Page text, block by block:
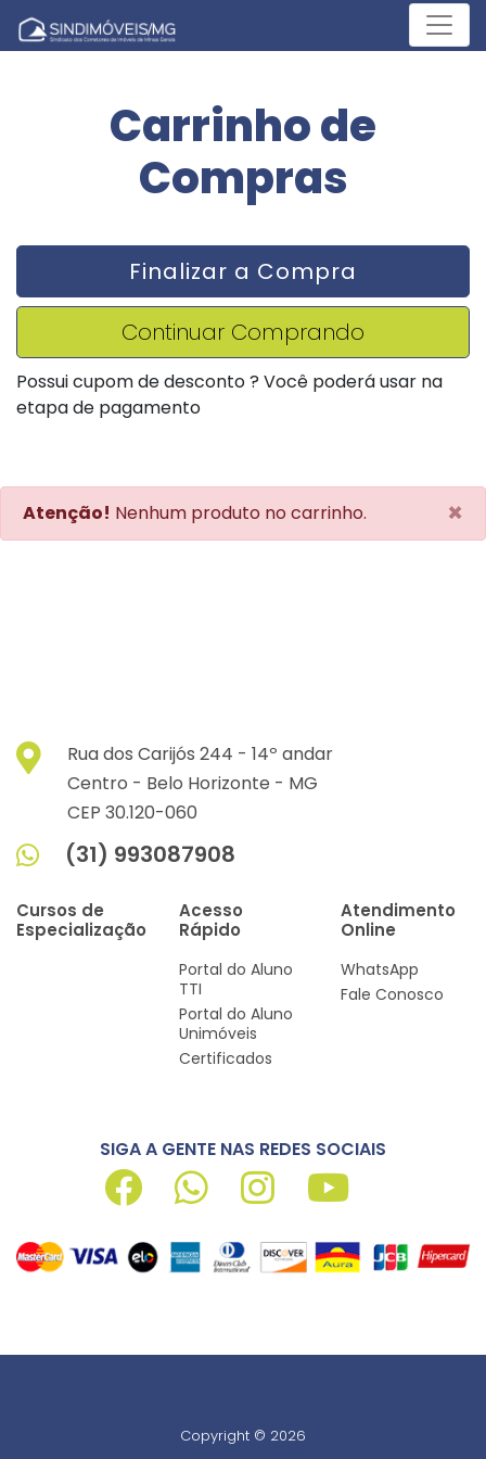
Menu
Carrinho de
Compras
Finalizar a Compra
Continuar Comprando
Possui cupom de desconto ? Você poderá usar na
etapa de pagamento
×
Atenção! Nenhum produto no carrinho.
Rua dos Carijós 244 - 14º andar
Centro - Belo Horizonte - MG
CEP 30.120-060
(31) 993087908
Cursos de
Especialização
Acesso
Rápido
Portal do Aluno
TTI
Portal do Aluno
Unimóveis
Certificados
Atendimento
Online
WhatsApp
Fale Conosco
SIGA A GENTE NAS REDES SOCIAIS
Copyright © 2026